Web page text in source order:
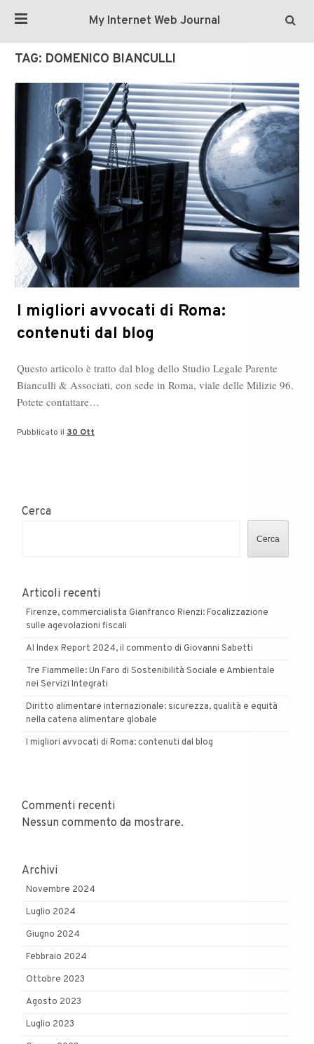
My Internet Web Journal
TAG: DOMENICO BIANCULLI
I migliori avvocati di Roma:
contenuti dal blog
Questo articolo è tratto dal blog dello Studio Legale Parente
Bianculli & Associati, con sede in Roma, viale delle Milizie 96.
Potete contattare…
Pubblicato il 30 Ott
Cerca
Cerca
Articoli recenti
Firenze, commercialista Gianfranco Rienzi: Focalizzazione
sulle agevolazioni fiscali
AI Index Report 2024, il commento di Giovanni Sabetti
Tre Fiammelle: Un Faro di Sostenibilità Sociale e Ambientale
nei Servizi Integrati
Diritto alimentare internazionale: sicurezza, qualità e equità
nella catena alimentare globale
I migliori avvocati di Roma: contenuti dal blog
Commenti recenti
Nessun commento da mostrare.
Archivi
Novembre 2024
Luglio 2024
Giugno 2024
Febbraio 2024
Ottobre 2023
Agosto 2023
Luglio 2023